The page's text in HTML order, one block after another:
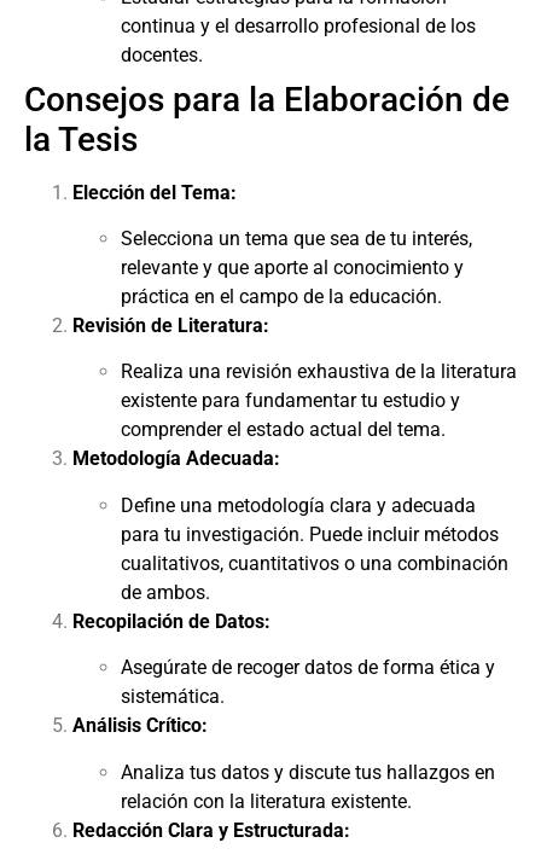
continua y el desarrollo profesional de los
docentes.
Consejos para la Elaboración de
la Tesis
Elección del Tema:
Selecciona un tema que sea de tu interés,
relevante y que aporte al conocimiento y
práctica en el campo de la educación.
Revisión de Literatura:
Realiza una revisión exhaustiva de la literatura
existente para fundamentar tu estudio y
comprender el estado actual del tema.
Metodología Adecuada:
Define una metodología clara y adecuada
para tu investigación. Puede incluir métodos
cualitativos, cuantitativos o una combinación
de ambos.
Recopilación de Datos:
Asegúrate de recoger datos de forma ética y
sistemática.
Análisis Crítico:
Analiza tus datos y discute tus hallazgos en
relación con la literatura existente.
Redacción Clara y Estructurada: